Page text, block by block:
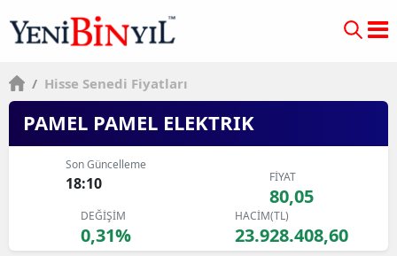
/ Hisse Senedi Fiyatları
PAMEL PAMEL ELEKTRIK
Son Güncelleme
18:10 FİYAT
80,05
DEĞİŞİM
0,31%
HACİM(TL)
23.928.408,60